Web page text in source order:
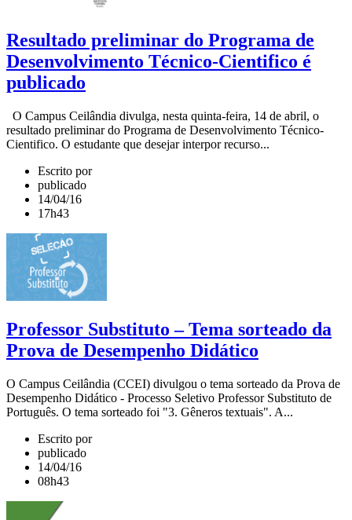
Resultado preliminar do Programa de
Desenvolvimento Técnico-Cientifico é
publicado
O Campus Ceilândia divulga, nesta quinta-feira, 14 de abril, o
resultado preliminar do Programa de Desenvolvimento Técnico-
Cientifico. O estudante que desejar interpor recurso...
Escrito por
publicado
14/04/16
17h43
Professor Substituto – Tema sorteado da
Prova de Desempenho Didático
O Campus Ceilândia (CCEI) divulgou o tema sorteado da Prova de
Desempenho Didático - Processo Seletivo Professor Substituto de
Português. O tema sorteado foi "3. Gêneros textuais". A...
Escrito por
publicado
14/04/16
08h43